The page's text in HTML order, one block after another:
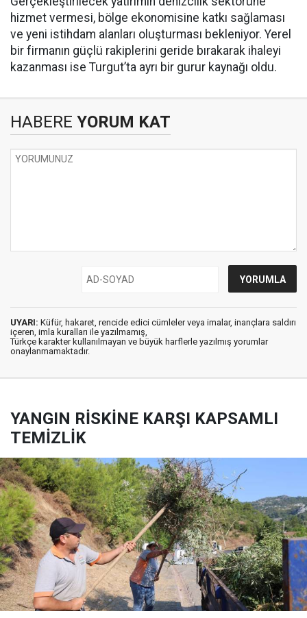
hizmet vermesi, bölge ekonomisine katkı sağlaması
ve yeni istihdam alanları oluşturması bekleniyor. Yerel
bir firmanın güçlü rakiplerini geride bırakarak ihaleyi
kazanması ise Turgut’ta ayrı bir gurur kaynağı oldu.
HABERE YORUM KAT
UYARI: Küfür, hakaret, rencide edici cümleler veya imalar, inançlara saldırı
içeren, imla kuralları ile yazılmamış,
Türkçe karakter kullanılmayan ve büyük harflerle yazılmış yorumlar
onaylanmamaktadır.
YANGIN RİSKİNE KARŞI KAPSAMLI
TEMİZLİK